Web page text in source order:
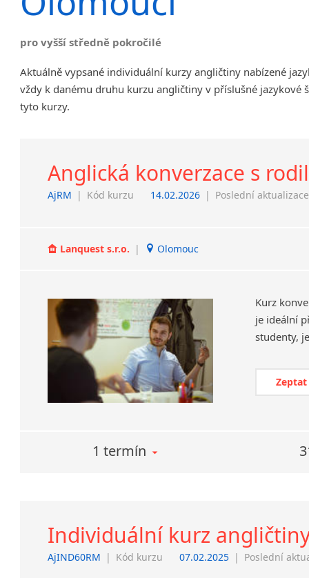
Chrudim
Hodonín
Klatovy
Kolín
Vysoká nad Labem
pro vyšší středně pokročilé
Aktuálně vypsané individuální kurzy angličtiny nabízené
vždy k danému druhu kurzu angličtiny v příslušné
tyto kurzy.
Anglická konverzace s
AjRM | Kód kurzu 14.02.2026 | Poslední aktualizace
Lanquest s.r.o. | Olomouc
Kurz
je ideální
Zeptat
1 termín
Individuální kurz
AjIND60RM | Kód kurzu 07.02.2025 | Poslední